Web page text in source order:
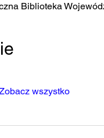
Biblioteka
wszystko